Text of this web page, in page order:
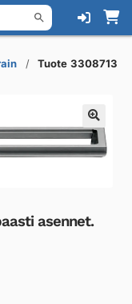
Tuote 3308713
asennet.